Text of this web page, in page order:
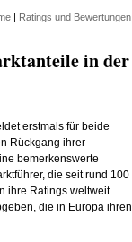
| Ratings und Bewertungen
in der
erstmals für beide
Rückgang ihrer
bemerkenswerte
die seit rund 100
ihre Ratings weltweit
die in Europa ihren